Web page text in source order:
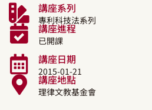
講座系列
專利科技法系列
講座進程
已開課
講座日期
2015-01-21
講座地點
理律文教基金會